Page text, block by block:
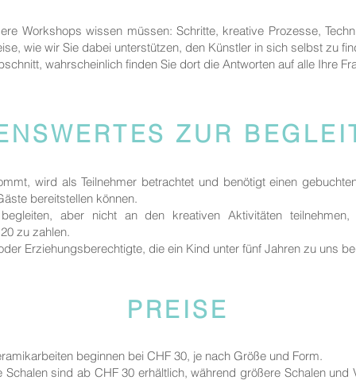
Workshops wissen müssen: Schritte, kreative Prozesse,
wie wir Sie dabei unterstützen, den Künstler in sich selbst zu
wahrscheinlich finden Sie dort die Antworten auf alle Ihre
ZUR
wird als Teilnehmer betrachtet und benötigt einen
bereitstellen können.
aber nicht an den kreativen Aktivitäten
zu zahlen.
Erziehungsberechtigte, die ein Kind unter fünf Jahren zu uns
PREISE
beginnen bei CHF 30, je nach Größe und Form.
Schalen sind ab CHF 30 erhältlich, während größere Schalen